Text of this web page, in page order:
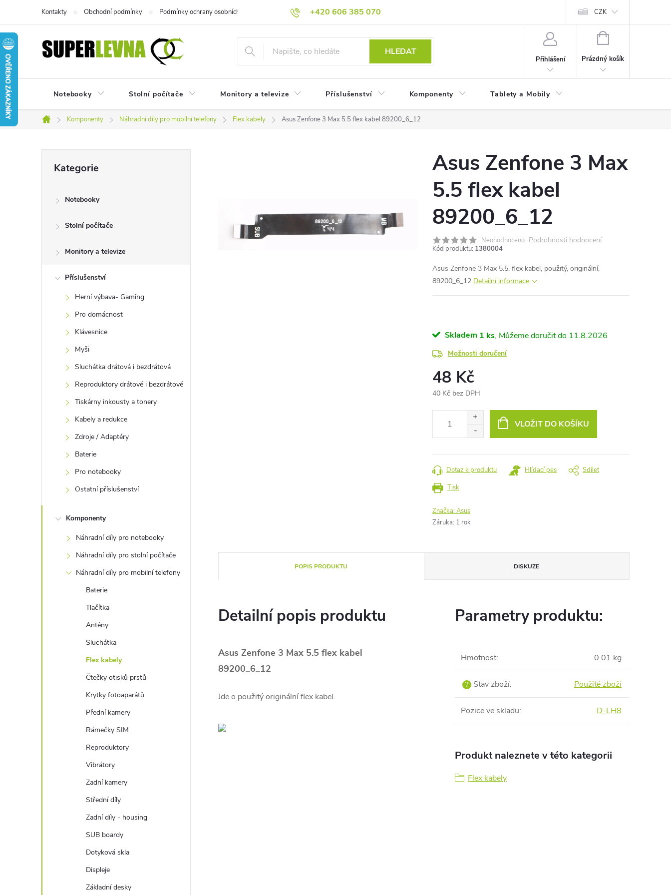
obsah
+420 606 385 070
Kontakty Obchodní podmínky Podmínky ochrany osobních údajů Reklamační podmínky Reklamace CZK
HLEDAT
Přihlášení
NÁKUPNÍ
Prázdný košík
Notebooky Stolní počítače Monitory a televize Příslušenství Komponenty Tablety a Mobily
Domů
Komponenty Náhradní díly pro mobilní telefony Flex kabely Asus Zenfone 3 Max 5.5 flex kabel 89200_6_12
kategorie
Kategorie
Notebooky
Stolní počítače
Monitory a televize
Příslušenství
Herní výbava- Gaming
Pro domácnost
Klávesnice
Myši
Sluchátka drátová i bezdrátová
Reproduktory drátové i bezdrátové
Tiskárny inkousty a tonery
Kabely a redukce
Zdroje / Adaptéry
Baterie
Pro notebooky
Ostatní příslušenství
Komponenty
Náhradní díly pro notebooky
Náhradní díly pro stolní počítače
Náhradní díly pro mobilní telefony
Baterie
Tlačítka
Antény
Sluchátka
Flex kabely
Čtečky otisků prstů
Krytky fotoaparátů
Přední kamery
Rámečky SIM
Reproduktory
Vibrátory
Zadní kamery
Střední díly
Zadní díly - housing
SUB boardy
Dotyková skla
Displeje
Základní desky
Asus Zenfone 3 Max
5.5 flex kabel
89200_6_12
Neohodnoceno Podrobnosti hodnocení
Kód produktu: 1380004
Asus Zenfone 3 Max 5.5, flex kabel, použitý, originální,
89200_6_12 Detailní informace
Skladem 1 ks 11.8.2026
Možnosti doručení
48 Kč
40 Kč bez DPH
VLOŽIT DO KOŠÍKU
Tisk
Dotaz k produktu Hlídací pes Sdílet
Značka:Asus
Záruka: 1 rok
POPIS PRODUKTU DISKUZE
Detailní popis produktu
Asus Zenfone 3 Max 5.5 flex kabel
89200_6_12
Jde o použitý originální flex kabel.
Parametry produktu:
Hmotnost: 0.01 kg
? Stav zboží: Použité zboží
Pozice ve skladu: D-LH8
Produkt naleznete v této kategorii
Flex kabely